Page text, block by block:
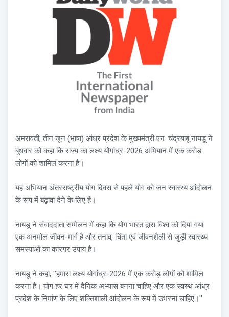
अमरावती, तीन जून (भाषा) आंध्र प्रदेश के मुख्यमंत्री एन. चंद्रबाबू नायडू ने
बुधवार को कहा कि राज्य का लक्ष्य योगांध्र-2026 अभियान में एक करोड़
लोगों को शामिल करना है।
यह अभियान अंतरराष्ट्रीय योग दिवस से पहले योग को जन स्वास्थ्य आंदोलन
के रूप में बढ़ावा देने के लिए है।
नायडू ने संवाददाता सम्मेलन में कहा कि योग भारत द्वारा विश्व को दिया गया
एक अनमोल जीवन-मार्ग है और तनाव, चिंता एवं जीवनशैली से जुड़ी स्वास्थ्य
समस्याओं का कारगर उपाय है।
नायडू ने कहा, ''हमारा लक्ष्य योगांध्र-2026 में एक करोड़ लोगों को शामिल
करना है। योग हर घर में दैनिक अभ्यास बनना चाहिए और एक स्वस्थ आंध्र
प्रदेश के निर्माण के लिए शक्तिशाली आंदोलन के रूप में उभरना चाहिए।''